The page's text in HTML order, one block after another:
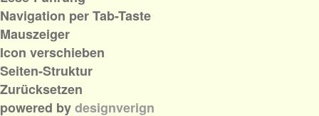
Navigation per Tab-Taste
Mauszeiger
Icon verschieben
Seiten-Struktur
Zurücksetzen
powered bydesignverign